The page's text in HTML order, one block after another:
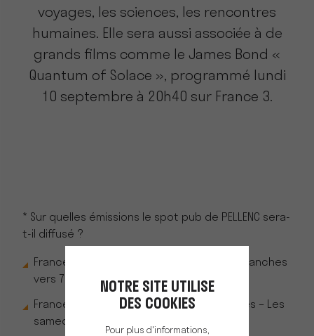
voyages, les sciences, les rencontres
humaines. Elle sera aussi associée à de
grands films comme le James Bond «
Quantum of Solace », programmé lundi
10 septembre à 20h40 sur France 3.
* Sur quelles émissions le spot pub de PELLENC sera-
t-il diffusé ?
France 2 – Grandeur Nature – tous les dimanches
vers 7h
France 3 Régions – Les Nouveaux Nomades – Les
samedis et dimanches vers 12h55
NOTRE SITE UTILISE
DES COOKIES
Pour plus d'informations,